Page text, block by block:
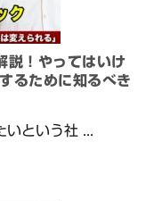
説！やってはいけ
るために知るべき
いという社 ...